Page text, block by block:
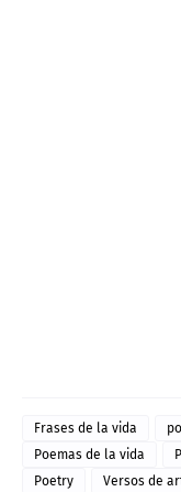
Frases de la vida
Poemas de la vida
Poetry
Versos de